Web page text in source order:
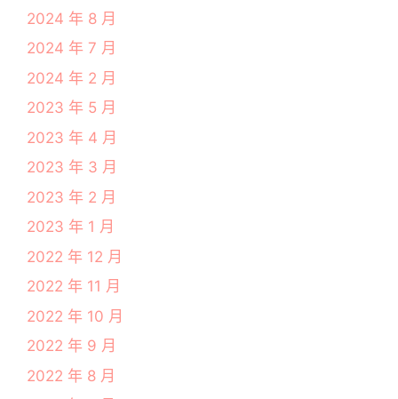
2024 年 8 月
2024 年 7 月
2024 年 2 月
2023 年 5 月
2023 年 4 月
2023 年 3 月
2023 年 2 月
2023 年 1 月
2022 年 12 月
2022 年 11 月
2022 年 10 月
2022 年 9 月
2022 年 8 月